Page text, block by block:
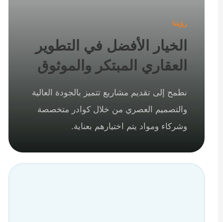
رؤيتنا
الخيار الأفضل في التطوير
العقاري المبتكر والموثوق
نطمح إلى تقديم مشاريع تتميز بالجودة العالية
والتصميم العصري من خلال كوادر متخصصة
وشركاء ومواد يتم اختيارهم بعناية.